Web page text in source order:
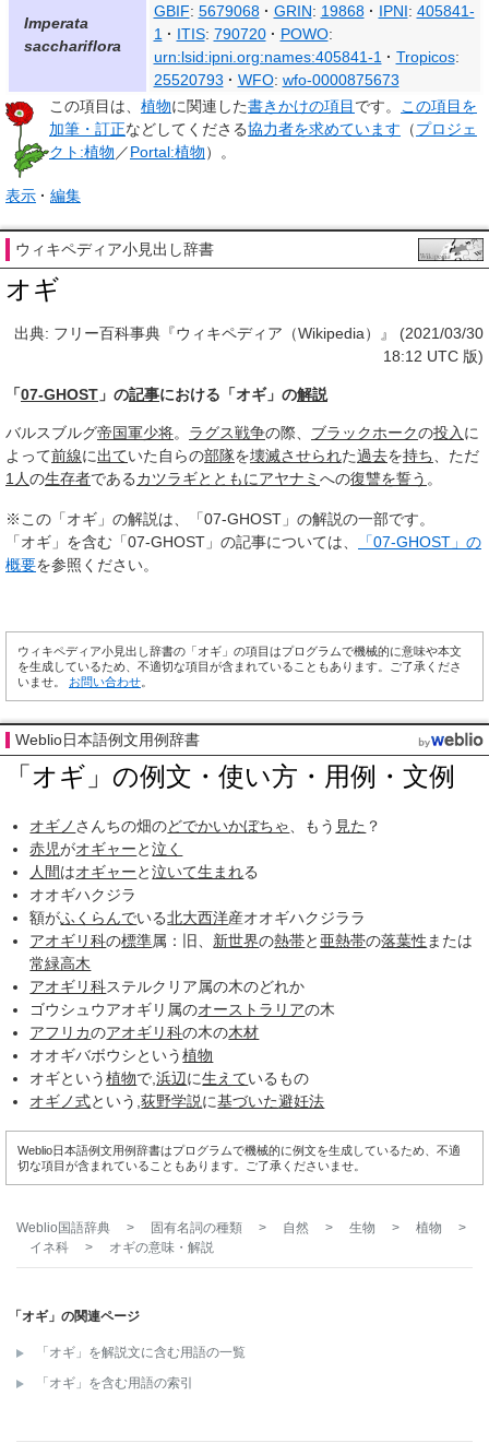
Imperata
sacchariflora
GBIF: 5679068 GRIN: 19868 IPNI: 405841-
1
ITIS: 790720 POWO:
urn:lsid:ipni.org:names:405841-1
Tropicos:
25520793
WFO: wfo-0000875673
この項目は、 植物に関連した書きかけの項目です。
この項目を
加筆・訂正などしてくださる協力者を求めています （プロジェ
クト:植物 ／Portal:植物）。
表示 編集
ウィキペディア小見出し辞書
オギ
出典: フリー百科事典『ウィキペディア（Wikipedia）』 (2021/03/30
18:12 UTC 版)
「07-GHOST 」の記事における「オギ」の解説
バルスブルグ帝国軍少将。 ラグス戦争の際、 ブラックホークの投入 に
よって前線に出ていた自らの部隊を壊滅させられた過去を持ち 、ただ
1人の生存者であるカツラギとともにアヤナミ への復讐を誓う 。
※この「オギ」の解説は、「07-GHOST」の解説の一部です。
「オギ」を含む「07-GHOST」の記事については、
「07-GHOST」の
概要を参照ください。
ウィキペディア小見出し辞書の「オギ」の項目はプログラムで機械的に意味や本文
を生成しているため、不適切な項目が含まれていることもあります。ご了承くださ
いませ。 お問い合わせ
Weblio日本語例文用例辞書
「オギ」の例文・使い方・用例・文例
オギノ さんちの畑のどでかいかぼちゃ 、もう 見た ？
赤児がオギャーと泣く
人間はオギャーと泣いて生まれる
オオギハクジラ
額がふくらんでいる北大西洋産オオギハクジララ
アオギリ科の標準属：旧、 新世界の熱帯と 亜熱帯の落葉性 または
常緑高木
アオギリ科ステルクリア属の木のどれか
ゴウシュウアオギリ属のオーストラリアの木
アフリカのアオギリ科の木の木材
オオギバボウシという植物
オギという植物で,浜辺に生えているもの
オギノ式という,荻野学説に基づいた避妊法
Weblio日本語例文用例辞書はプログラムで機械的に例文を生成しているため、不適
切な項目が含まれていることもあります。ご了承くださいませ。
Weblio国語辞典 > 固有名詞の種類 > 自然 > 生物 > 植物
>
イネ科
> オギの意味・解説
「オギ」の関連ページ
「オギ」を解説文に含む用語の一覧
「オギ」を含む用語の索引